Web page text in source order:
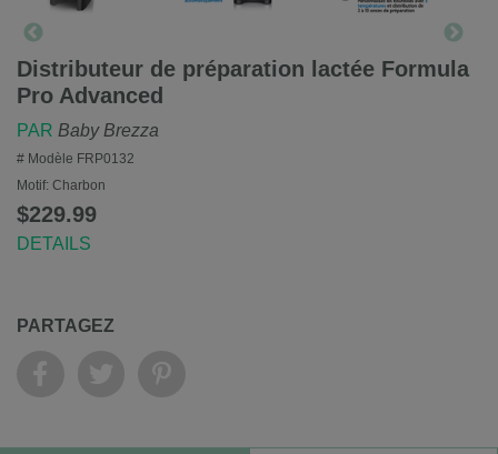
Distributeur de préparation lactée Formula
Pro Advanced
PAR Baby Brezza
# Modèle FRP0132
Motif: Charbon
$229.99
DETAILS
PARTAGEZ